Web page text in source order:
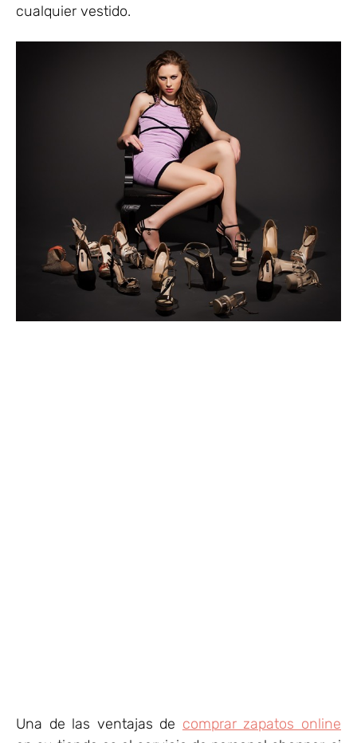
cualquier vestido.
Una de las ventajas de comprar zapatos online